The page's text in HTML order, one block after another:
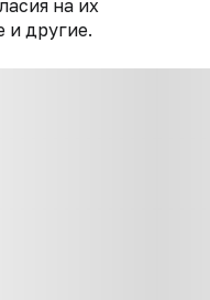
на их
и другие.